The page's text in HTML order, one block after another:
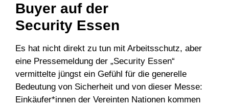
Buyer auf der
Security Essen
Es hat nicht direkt zu tun mit Arbeitsschutz, aber
eine Pressemeldung der „Security Essen“
vermittelte jüngst ein Gefühl für die generelle
Bedeutung von Sicherheit und von dieser Messe:
Einkäufer*innen der Vereinten Nationen kommen